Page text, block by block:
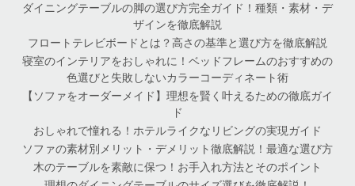
ダイニングテーブルの脚の選び方完全ガイド！種類・素材・デ
ザインを徹底解説
フロートテレビボードとは？高さの基準と選び方を徹底解説
寝室のインテリアをおしゃれに！ベッドフレームのおすすめの
色選びと失敗しないカラーコーディネート術
【ソファをオーダーメイド】理想を賢く叶えるための徹底ガイ
ド
おしゃれで憧れる！ホテルライクなリビングの実現ガイド
ソファの素材別メリット・デメリット徹底解説！最適な選び方
木のテーブルを素敵に保つ！お手入れ方法とそのポイント